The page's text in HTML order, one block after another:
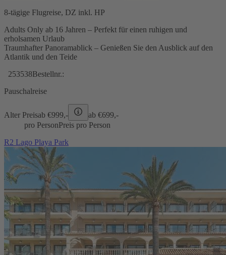
8-tägige Flugreise, DZ inkl. HP
Adults Only ab 16 Jahren – Perfekt für einen ruhigen und
erholsamen Urlaub
Traumhafter Panoramablick – Genießen Sie den Ausblick auf den
Atlantik und den Teide
253538Bestellnr.:
Pauschalreise
Alter Preisab €999,- ab €699,-
pro PersonPreis pro Person
R2 Lago Playa Park